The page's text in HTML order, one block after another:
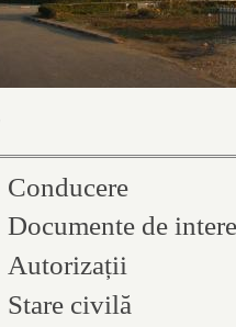
Conducere
Documente de
Autorizații
Stare civilă